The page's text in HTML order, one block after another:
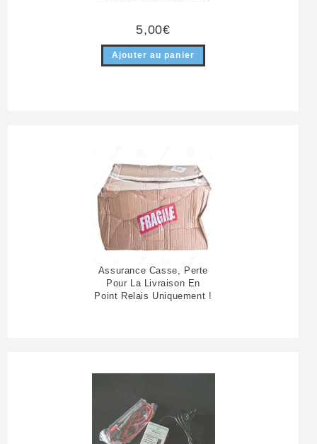
5,00€
Ajouter au panier
Assurance Casse, Perte
Pour La Livraison En
Point Relais Uniquement !